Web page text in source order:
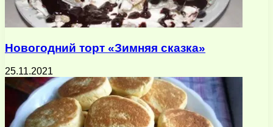
Новогодний торт «Зимняя сказка»
25.11.2021